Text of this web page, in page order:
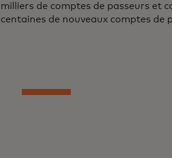
milliers de comptes de passeurs et
centaines de nouveaux comptes de